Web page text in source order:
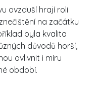
ovzduší hrají roli
na začátku
byla kvalita
důvodů horší,
ovlivnit i míru
období.